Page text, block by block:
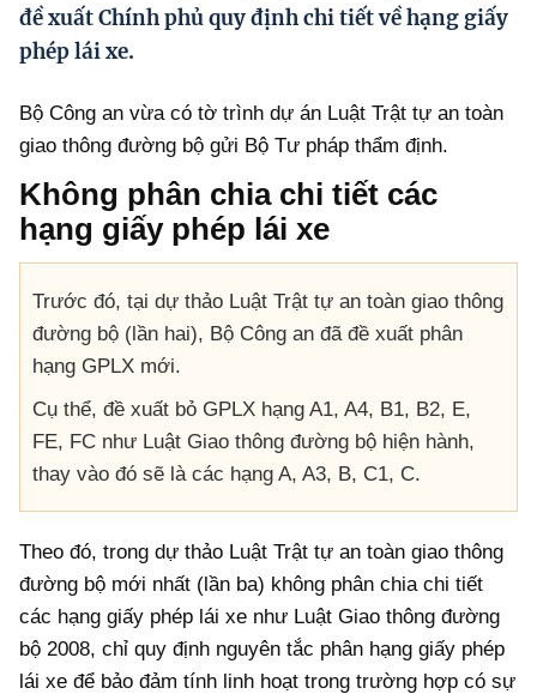
Phát triển kinh tế tư nhân và doanh nghiệp dân tộc
Ocop và chuỗi giá trị Nông sản
Kinh tế tư nhân
Khác
Video
Photo
đề xuất Chính phủ quy định chi tiết về hạng giấy
phép lái xe.
Bộ Công an vừa có tờ trình dự án Luật Trật tự an toàn
giao thông đường bộ gửi Bộ Tư pháp thẩm định.
Không phân chia chi tiết các
hạng giấy phép lái xe
Trước đó, tại dự thảo Luật Trật tự an toàn giao thông
đường bộ (lần hai), Bộ Công an đã đề xuất phân
hạng GPLX mới.
Cụ thể, đề xuất bỏ GPLX hạng A1, A4, B1, B2, E,
FE, FC như Luật Giao thông đường bộ hiện hành,
thay vào đó sẽ là các hạng A, A3, B, C1, C.
Theo đó, trong dự thảo Luật Trật tự an toàn giao thông
đường bộ mới nhất (lần ba) không phân chia chi tiết
các hạng giấy phép lái xe như Luật Giao thông đường
bộ 2008, chỉ quy định nguyên tắc phân hạng giấy phép
lái xe để bảo đảm tính linh hoạt trong trường hợp có sự